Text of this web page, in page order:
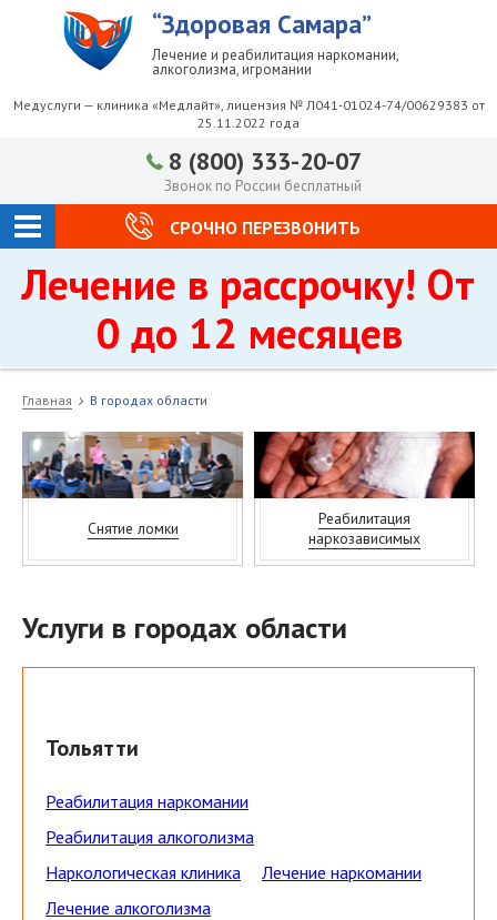
“Здоровая Самара”
Лечение и реабилитация наркомании,
алкоголизма, игромании
Медуслуги — клиника «Медлайт», лицензия № Л041-01024-74/00629383 от
25.11.2022 года
8 (800) 333-20-07
Звонок по России бесплатный
СРОЧНО ПЕРЕЗВОНИТЬ
Лечение в рассрочку! От
0 до 12 месяцев
Главная В городах области
Снятие ломки
Реабилитация
наркозависимых
Услуги в городах области
Тольятти
Реабилитация наркомании
Реабилитация алкоголизма
Наркологическая клиника
Лечение наркомании
Лечение алкоголизма